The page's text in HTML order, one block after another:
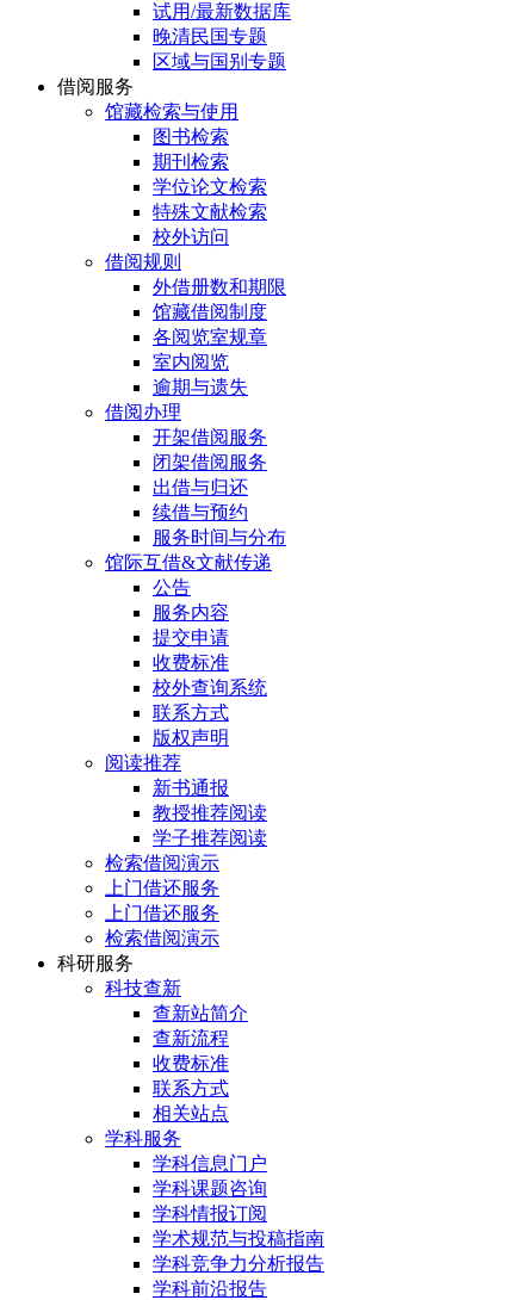
试用/最新数据库
晚清民国专题
区域与国别专题
借阅服务
馆藏检索与使用
图书检索
期刊检索
学位论文检索
特殊文献检索
校外访问
借阅规则
外借册数和期限
馆藏借阅制度
各阅览室规章
室内阅览
逾期与遗失
借阅办理
开架借阅服务
闭架借阅服务
出借与归还
续借与预约
服务时间与分布
馆际互借&文献传递
公告
服务内容
提交申请
收费标准
校外查询系统
联系方式
版权声明
阅读推荐
新书通报
教授推荐阅读
学子推荐阅读
检索借阅演示
上门借还服务
上门借还服务
检索借阅演示
科研服务
科技查新
查新站简介
查新流程
收费标准
联系方式
相关站点
学科服务
学科信息门户
学科课题咨询
学科情报订阅
学术规范与投稿指南
学科竞争力分析报告
学科前沿报告